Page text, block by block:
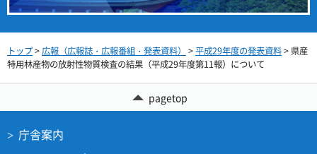
トップ>広報（広報誌・広報番組・発表資料） >平成29年度の発表資料> 県産
特用林産物の放射性物質検査の結果（平成29年度第11報）について
pagetop
庁舎案内